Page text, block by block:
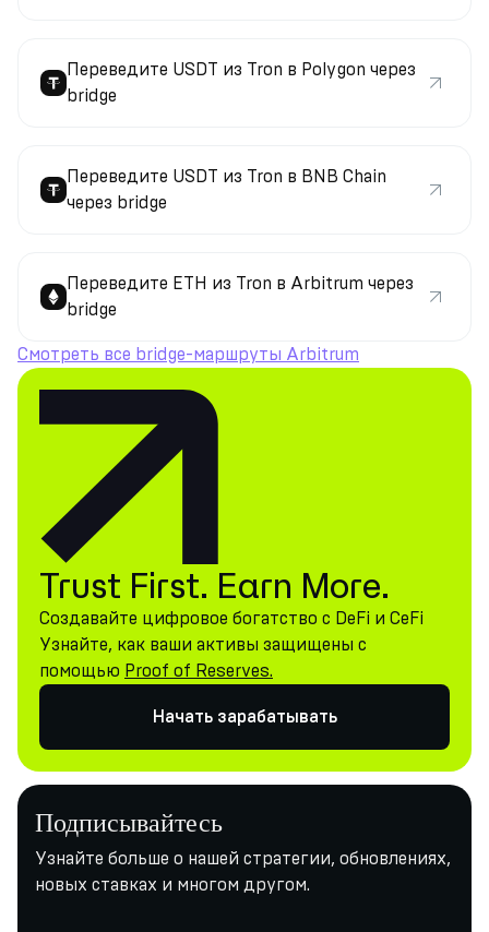
Переведите USDT из Tron в Polygon через
bridge
Переведите USDT из Tron в BNB Chain
через bridge
Переведите ETH из Tron в Arbitrum через
bridge
Смотреть все bridge-маршруты Arbitrum
Trust First. Earn More.
Создавайте цифровое богатство с DeFi и CeFi
Узнайте, как ваши активы защищены с
помощью Proof of Reserves.
Начать зарабатывать
Подписывайтесь
Узнайте больше о нашей стратегии, обновлениях,
новых ставках и многом другом.